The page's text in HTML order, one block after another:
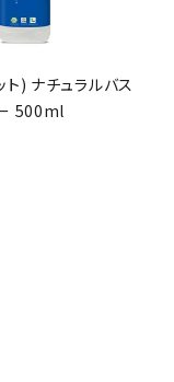
) ナチュラルバス
500ml